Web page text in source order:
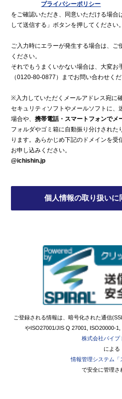
プライバシーポリシー
をご確認いただき、同意いただける場合
して送信する」ボタンを押してください。
ご入力時にエラーが発生する場合は、ご
ください。
それでもうまくいかない場合は、大変お
（0120-80-0877）までお問い合わせくだ
※入力していただくメールアドレス宛に
セキュリティソフトやメールソフトに、
場合や、 携帯電話・スマートフォンでメ
フォルダやゴミ箱に自動振り分けされた
ります。あらかじめ下記のドメインを
お申し込みください。
@ichishin.jp
ご登録される情報は、暗号化された通信
やISO27001/JIS Q 27001, ISO20000-
株式会社パイプ
による
情報管理システム「
で安全に管理さ